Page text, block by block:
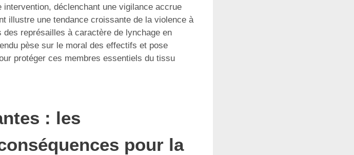
déclenchant une vigilance accrue
illustre une tendance croissante de la violence à
des représailles à caractère de lynchage en
pèse sur le moral des effectifs et pose
protéger ces membres essentiels du tissu
: les
pour la